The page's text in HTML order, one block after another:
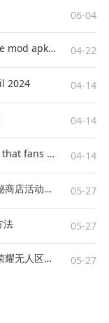
06-04
Best Supermarket Simulator Game mod apk for Android 04-22
2024 04-14
04-14
"GTA6" game trailer is so popular that fans make and release a real-life version 04-14
CF灵狐神秘商店活动地址 CF灵狐神秘商店活动网址 05-27
法 05-27
王者荣耀无人区是哪个省2020 王者荣耀无人区在哪些地方 05-27